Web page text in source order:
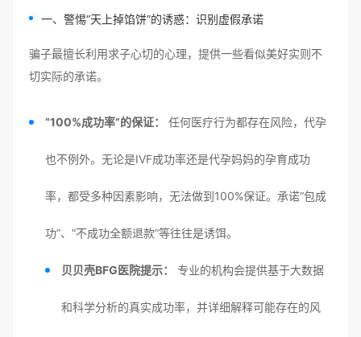
一、警惕“天上掉馅饼”的诱惑：识别虚假承诺
骗子最擅长利用求子心切的心理，提供一些看似美好实则不
切实际的承诺。
“100%成功率”的保证： 任何医疗行为都存在风险，代孕
也不例外。无论是IVF成功率还是代孕妈妈的孕育成功
率，都受多种因素影响，无法做到100%保证。承诺“包成
功”、“不成功全额退款”等往往是诱饵。
贝贝壳BFG医院提示： 专业的机构会提供基于大数据
和科学分析的真实成功率，并详细解释可能存在的风